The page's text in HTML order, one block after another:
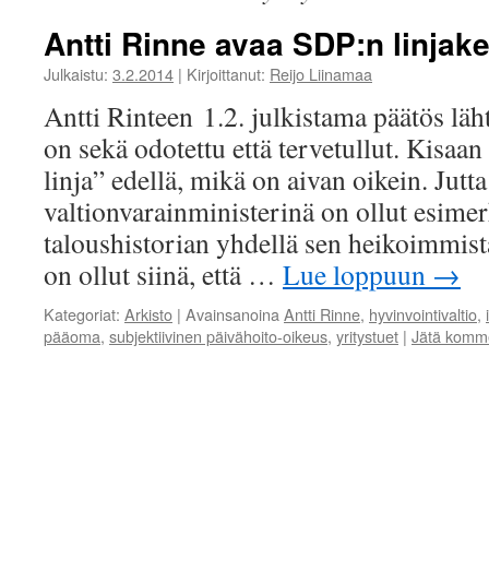
Antti Rinne avaa SDP:n
Julkaistu: 3.2.2014 | Kirjoittanut: Reijo Liinamaa
Antti Rinteen 1.2. julkistama päätös
on sekä odotettu että tervetullut.
linja” edellä, mikä on aivan oikein.
valtionvarainministerinä on ollut
taloushistorian yhdellä sen
on ollut siinä, että … Lue loppuun →
Kategoriat: Arkisto | Avainsanoina Antti Rinne, hyvinvointivaltio,
pääoma, subjektiivinen päivähoito-oikeus, yritystuet | Jätä